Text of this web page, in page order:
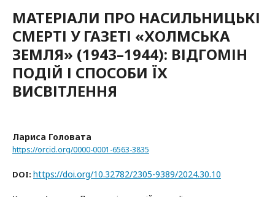
МАТЕРІАЛИ ПРО НАСИЛЬНИЦЬКІ
СМЕРТІ У ГАЗЕТІ «ХОЛМСЬКА
ЗЕМЛЯ» (1943–1944): ВІДГОМІН
ПОДІЙ І СПОСОБИ ЇХ
ВИСВІТЛЕННЯ
Лариса Головата
https://orcid.org/0000-0001-6563-3835
DOI: https://doi.org/10.32782/2305-9389/2024.30.10